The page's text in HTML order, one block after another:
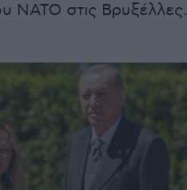
ΝΑΤΟ στις Βρυξέλλες.